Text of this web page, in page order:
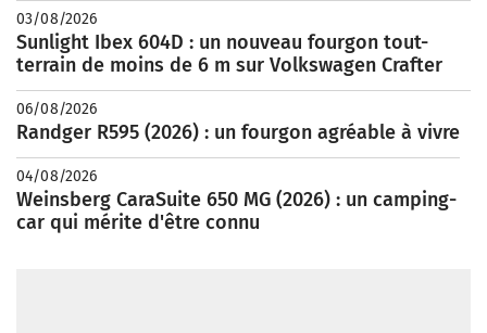
03/08/2026
Sunlight Ibex 604D : un nouveau fourgon tout-
terrain de moins de 6 m sur Volkswagen Crafter
06/08/2026
Randger R595 (2026) : un fourgon agréable à vivre
04/08/2026
Weinsberg CaraSuite 650 MG (2026) : un camping-
car qui mérite d'être connu